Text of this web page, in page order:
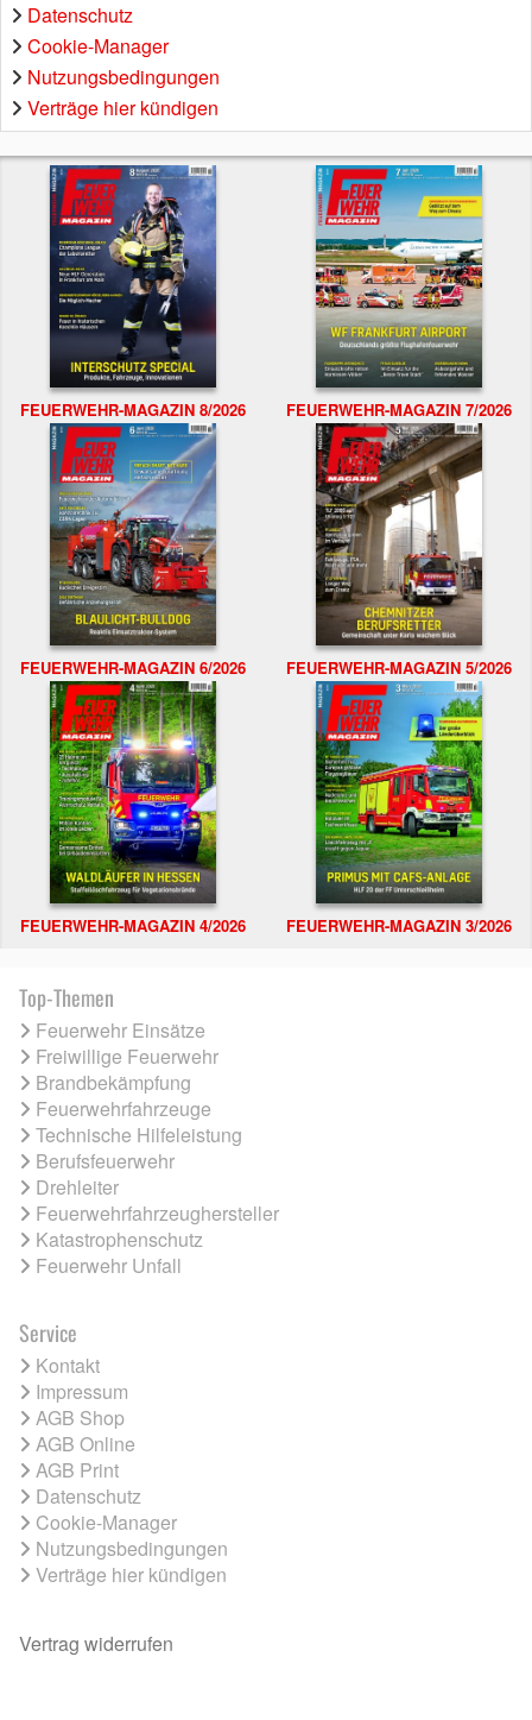
Datenschutz
Cookie-Manager
Nutzungsbedingungen
Verträge hier kündigen
FEUERWEHR-MAGAZIN 8/2026 FEUERWEHR-MAGAZIN 7/2026
FEUERWEHR-MAGAZIN 6/2026 FEUERWEHR-MAGAZIN 5/2026
FEUERWEHR-MAGAZIN 4/2026 FEUERWEHR-MAGAZIN 3/2026
Top-Themen
Feuerwehr Einsätze
Freiwillige Feuerwehr
Brandbekämpfung
Feuerwehrfahrzeuge
Technische Hilfeleistung
Berufsfeuerwehr
Drehleiter
Feuerwehrfahrzeughersteller
Katastrophenschutz
Feuerwehr Unfall
Service
Kontakt
Impressum
AGB Shop
AGB Online
AGB Print
Datenschutz
Cookie-Manager
Nutzungsbedingungen
Verträge hier kündigen
Vertrag widerrufen